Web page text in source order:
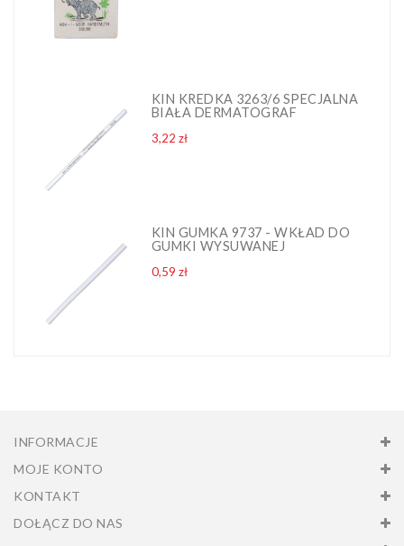
KIN KREDKA 3263/6 SPECJALNA
BIAŁA DERMATOGRAF
3,22 złCena
KIN GUMKA 9737 - WKŁAD DO
GUMKI WYSUWANEJ
0,59 złCena
INFORMACJE
MOJE KONTO
KONTAKT
DOŁĄCZ DO NAS